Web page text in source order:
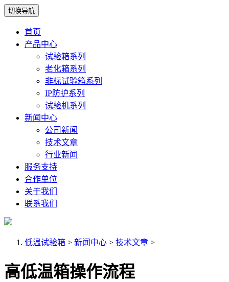
切换导航
首页
产品中心
试验箱系列
老化箱系列
非标试验箱系列
IP防护系列
试验机系列
新闻中心
公司新闻
技术文章
行业新闻
服务支持
合作单位
关于我们
联系我们
低温试验箱 > 新闻中心 > 技术文章 >
高低温箱操作流程